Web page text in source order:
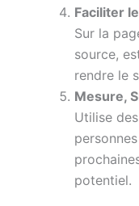
Faciliter
Sur la
source,
rendre le
Mesure,
Utilise
potentiel.